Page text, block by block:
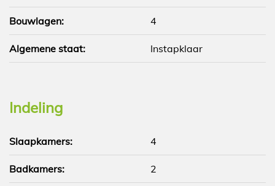
Bouwlagen: 4
Algemene staat: Instapklaar
Indeling
Slaapkamers: 4
Badkamers: 2